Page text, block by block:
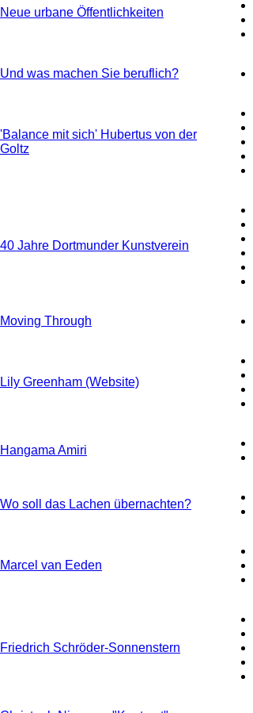
Neue urbane Öffentlichkeiten
Und was machen Sie beruflich?
'Balance mit sich' Hubertus von der
Goltz
40 Jahre Dortmunder Kunstverein
Moving Through
Lily Greenham (Website)
Hangama Amiri
Wo soll das Lachen übernachten?
Marcel van Eeden
Friedrich Schröder-Sonnenstern